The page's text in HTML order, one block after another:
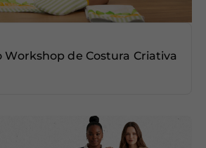
Workshop de Costura Criativa